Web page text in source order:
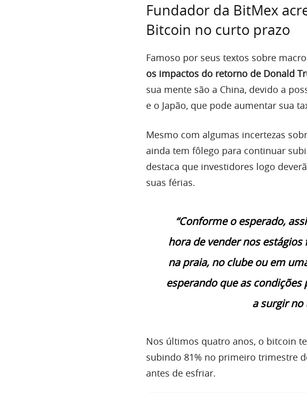
Fundador da BitMex
Bitcoin no curto prazo
Famoso por seus textos sobre
os impactos do retorno de Donald
sua mente são a China, devido a
e o Japão, que pode aumentar sua
Mesmo com algumas incertezas
ainda tem fôlego para continuar
destaca que investidores logo
suas férias.
“Conforme o esperado,
hora de vender nos
na praia, no clube ou em
esperando que as
a surgir no
Nos últimos quatro anos, o bitcoin
subindo 81% no primeiro trimestre
antes de esfriar.